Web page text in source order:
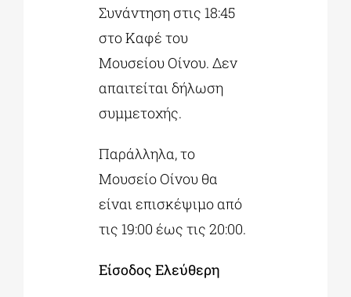
Συνάντηση στις 18:45
στο Καφέ του
Μουσείου Οίνου. Δεν
απαιτείται δήλωση
συμμετοχής.
Παράλληλα, το
Μουσείο Οίνου θα
είναι επισκέψιμο από
τις 19:00 έως τις 20:00.
Είσοδος Ελεύθερη